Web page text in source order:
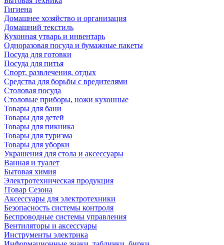
Гигиена
Домашнее хозяйство и организация
Домашний текстиль
Кухонная утварь и инвентарь
Одноразовая посуда и бумажные пакеты
Посуда для готовки
Посуда для питья
Спорт, развлечения, отдых
Средства для борьбы с вредителями
Столовая посуда
Столовые приборы, ножи кухонные
Товары для бани
Товары для детей
Товары для пикника
Товары для туризма
Товары для уборки
Украшения для стола и аксессуары
Ванная и туалет
Бытовая химия
Электротехническая продукция
!Товар Сезона
Аксессуары для электротехники
Безопасность системы контроля
Беспроводные системы управления
Вентиляторы и аксессуары
Инструменты электрика